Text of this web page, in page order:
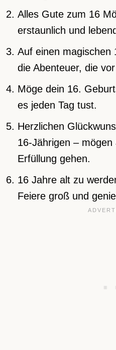
Alles Gute zum 16
erstaunlich und
Auf einen magischen
die Abenteuer, die
Möge dein 16.
es jeden Tag tust.
Herzlichen
16-Jährigen –
Erfüllung gehen.
16 Jahre alt zu
Feiere groß und